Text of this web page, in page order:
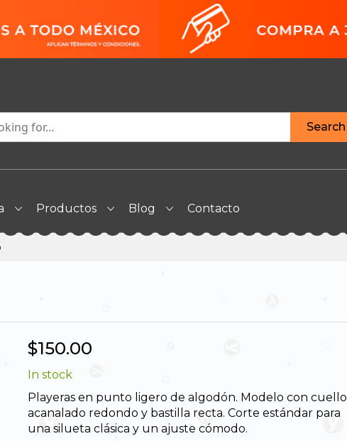
Search
Productos Blog Contacto
$150.00
In stock
Playeras en punto ligero de algodón. Modelo con cuello
acanalado redondo y bastilla recta. Corte estándar para
una silueta clásica y un ajuste cómodo.